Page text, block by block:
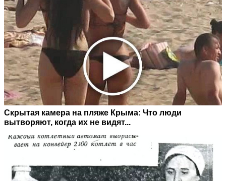
Скрытая камера на пляже Крыма: Что люди
вытворяют, когда их не видят...